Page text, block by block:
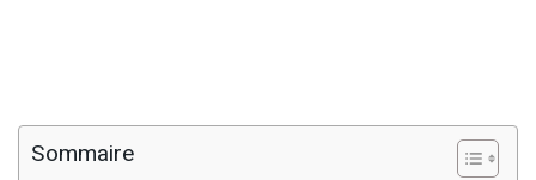
Sommaire